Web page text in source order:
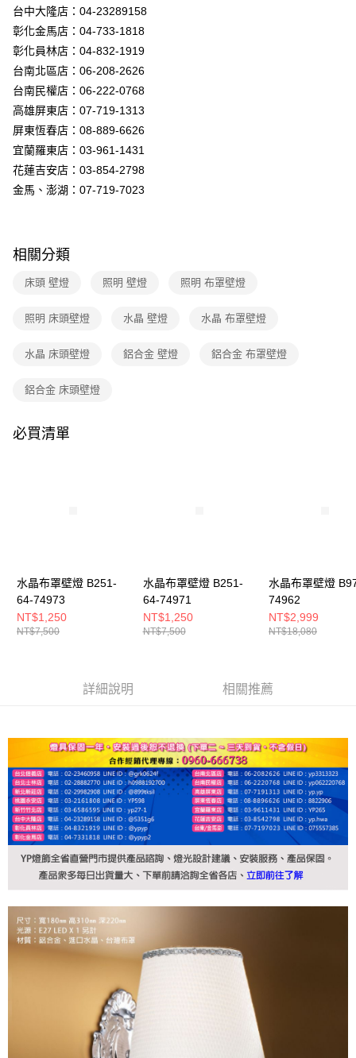
２．便利：只要手機號碼，簡訊認證，即可結帳。
【「AFTEE先享後付」結帳流程】
１．於結帳方式選擇「AFTEE先享後付」後，將跳轉至「AFTEE先享後付」
結帳頁面，進行簡訊認證並確認金額後，即可完成結帳。
２．訂單成立數日內，您將收到繳費通知簡訊。
３．收到繳費通知簡訊後14天內，點擊此簡訊中的連結，可透過四大超商／
ATM／網路銀行／等多元方式進行付款，方視為交易完成。
※ 請注意：結帳手續完成當下不需立刻繳費，但若您需要取消訂單，請聯絡
購買商品的店家。未經商家同意取消之訂單仍視為有效，需透過AFTEE先享
後付繳納相關費用。
是否繳費成功／繳費後需取消欲退款等相關疑問，請聯繫「AFTEE先享後付
１．透過由恩沛科技股份有限公司提供之「AFTEE先享後付」服務完成之交
權轉讓予恩沛科技股份有限公司。
３．未成年的使用者請事先徵得法定代理人或監護人之同意方可使用
任。
請求用戶進行身份認證。
新竹貨運宅配
每筆NT$180，滿NT$5,000(含以上)免運費
台中大隆店：04-23289158
彰化金馬店：04-733-1818
彰化員林店：04-832-1919
台南北區店：06-208-2626
台南民權店：06-222-0768
高雄屏東店：07-719-1313
屏東恆春店：08-889-6626
宜蘭羅東店：03-961-1431
花蓮吉安店：03-854-2798
金馬、澎湖：07-719-7023
相關分類
床頭 壁燈 照明 壁燈 照明 布罩壁燈
照明 床頭壁燈 水晶 壁燈 水晶 布罩壁燈
水晶 床頭壁燈 鋁合金 壁燈 鋁合金 布罩壁燈
鋁合金 床頭壁燈
必買清單
水晶布罩壁燈 B251-
64-74973
NT$1,250
NT$7,500
水晶布罩壁燈 B251-
64-74971
NT$1,250
NT$7,500
水晶布罩壁燈
74962
NT$2,999
NT$18,080
詳細說明 相關推薦